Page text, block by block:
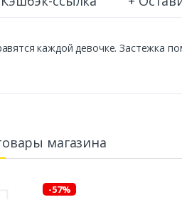
каждой девочке. Застежка
магазина
-57%